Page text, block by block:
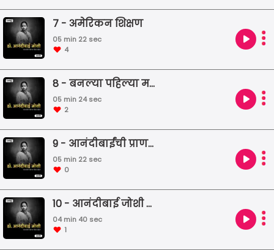
7 - अमेरिकन शिक्षण
05 min 22 sec
4
8 - बनल्या पहिल्या महिला डॉक्टर
05 min 24 sec
2
9 - आनंदीबाईंची प्राणज्योत मालवली
05 min 22 sec
0
10 - आनंदीबाई जोशी एक आदर्श
04 min 40 sec
1